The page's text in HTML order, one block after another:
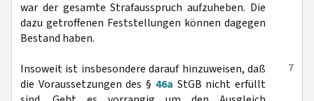
war der gesamte Strafausspruch aufzuheben. Die
dazu getroffenen Feststellungen können dagegen
Bestand haben.
7
Insoweit ist insbesondere darauf hinzuweisen, daß
die Voraussetzungen des § 46a StGB nicht erfüllt